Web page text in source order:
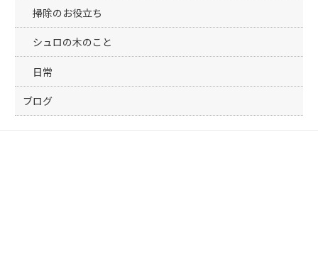
掃除のお役立ち
シュロの木のこと
日常
ブログ